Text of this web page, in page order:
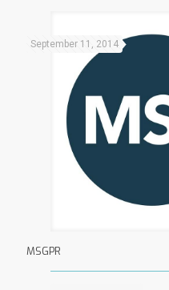
September 11, 2014
MSGPR